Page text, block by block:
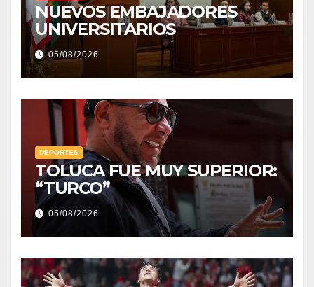
NUEVOS EMBAJADORES
UNIVERSITARIOS
05/08/2026
DEPORTES
TOLUCA FUE MUY SUPERIOR:
“TURCO”
05/08/2026